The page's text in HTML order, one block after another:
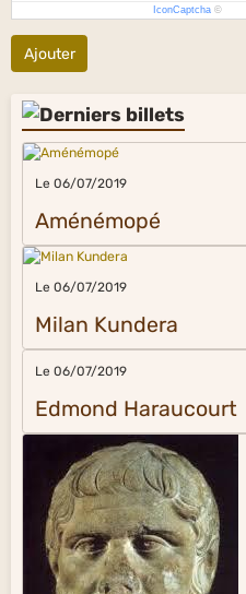
IconCaptcha ©
Ajouter
Le 06/07/2019
Aménémopé
Le 06/07/2019
Milan Kundera
Le 06/07/2019
Edmond Haraucourt